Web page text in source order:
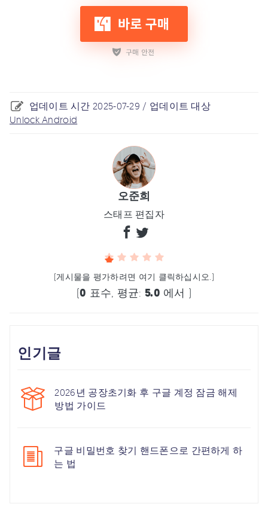
업데이트 시간 2025-07-29 / 업데이트 대상
Unlock Android
오준희
스태프 편집자
(게시물을 평가하려면 여기 클릭하십시오.)
(0 표수, 평균: 5.0 에서 )
인기글
2026년 공장초기화 후 구글 계정 잠금 해제
방법 가이드
구글 비밀번호 찾기 핸드폰으로 간편하게 하
는 법